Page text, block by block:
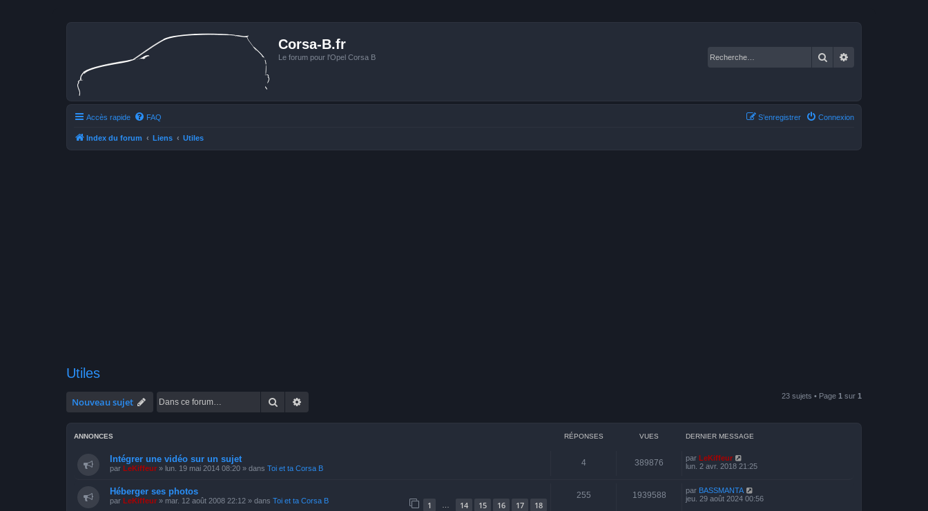
Corsa-B.fr
Le forum pour l'Opel Corsa B Rechercher
Accès rapide FAQ Connexion
S’enregistrer
Index du forum Liens Utiles
Utiles
Nouveau sujet Rechercher 23 sujets • Page 1 sur 1
ANNONCES RÉPONSES VUES DERNIER MESSAGE
Intégrer une vidéo sur un sujet
par LeKiffeur » lun. 19 mai 2014 08:20 » dans Toi et ta Corsa B
4 389876 par LeKiffeur
lun. 2 avr. 2018 21:25
Héberger ses photos
par LeKiffeur » mar. 12 août 2008 22:12 » dans Toi et ta Corsa B 1 14 15 16 17 18
255 1939588 par BASSMANTA
jeu. 29 août 2024 00:56